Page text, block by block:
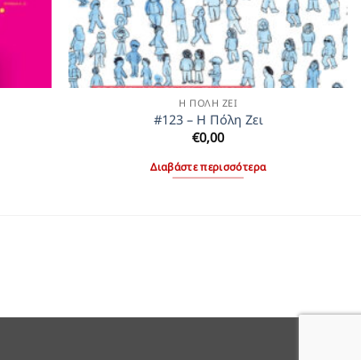
Η ΠΌΛΗ ΖΕΙ
#123 – Η Πόλη Ζει
€0,00
Διαβάστε περισσότερα